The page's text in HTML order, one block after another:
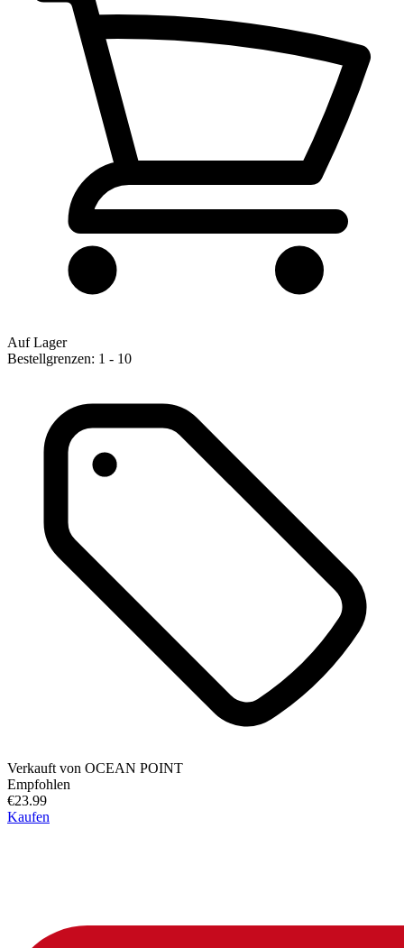
Auf Lager
Bestellgrenzen: 1 - 10
Verkauft von OCEAN POINT
Empfohlen
€23.99
Kaufen